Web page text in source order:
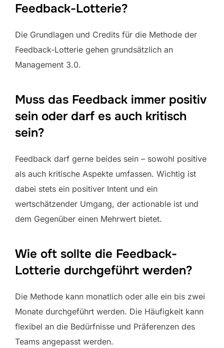
Feedback-Lotterie?
Die Grundlagen und Credits für die Methode der
Feedback-Lotterie gehen grundsätzlich an
Management 3.0.
Muss das Feedback immer positiv
sein oder darf es auch kritisch
sein?
Feedback darf gerne beides sein – sowohl positive
als auch kritische Aspekte umfassen. Wichtig ist
dabei stets ein positiver Intent und ein
wertschätzender Umgang, der actionable ist und
dem Gegenüber einen Mehrwert bietet.
Wie oft sollte die Feedback-
Lotterie durchgeführt werden?
Die Methode kann monatlich oder alle ein bis zwei
Monate durchgeführt werden. Die Häufigkeit kann
flexibel an die Bedürfnisse und Präferenzen des
Teams angepasst werden.